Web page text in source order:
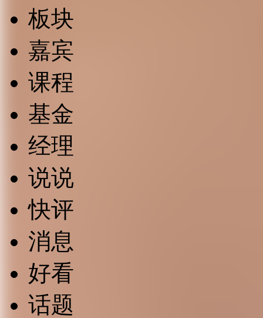
板块
嘉宾
课程
基金
经理
说说
快评
消息
好看
话题